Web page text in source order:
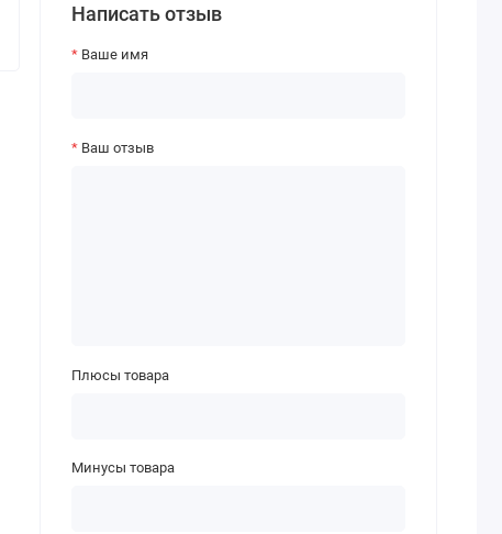
Написать отзыв
Ваше имя
Ваш отзыв
Плюсы товара
Минусы товара